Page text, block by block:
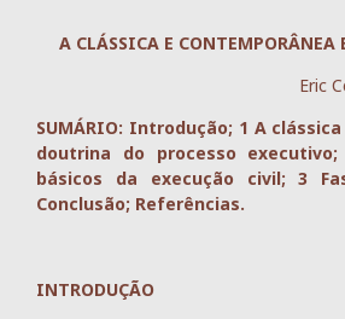
A CLÁSSICA E CONTEMPORÂNEA
Eric
SUMÁRIO: Introdução; 1 A
doutrina do processo
básicos da execução civil; 3
Conclusão; Referências.
INTRODUÇÃO